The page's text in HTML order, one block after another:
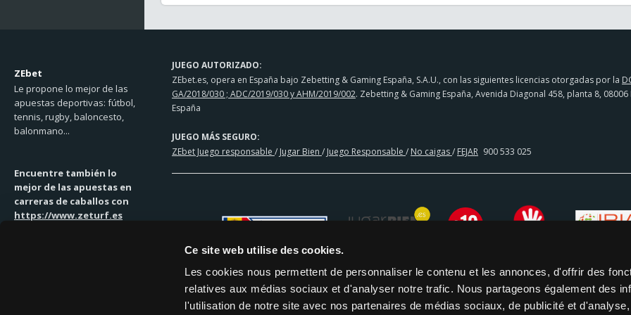
Ce site web utilise des cookies.
Les cookies nous permettent de personnaliser le contenu et les annonces, d'offrir des
relatives aux médias sociaux et d'analyser notre trafic. Nous partageons également des
l'utilisation de notre site avec nos partenaires de médias sociaux, de publicité et
ZEbet
Le propone lo mejor de las
apuestas deportivas: fútbol,
tennis, rugby, baloncesto,
balonmano...
Encuentre también lo
mejor de las apuestas en
carreras de caballos con
https://www.zeturf.es
JUEGO AUTORIZADO:
ZEbet.es, opera en España bajo Zebetting & Gaming España, S.A.U., con las siguientes licencias otorgadas por la
GA/2018/030 ; ADC/2019/030 y AHM/2019/002. Zebetting & Gaming España, Avenida Diagonal 458, planta 8, 08006
España
JUEGO MÁS SEGURO:
ZEbet Juego responsable / Jugar Bien / Juego Responsable / No caigas/ FEJAR 900 533 025